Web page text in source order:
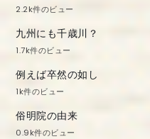
2.2k件のビュー
九州にも千歳川？
1.7k件のビュー
例えば卒然の如し
1k件のビュー
俗明院の由来
0.9k件のビュー